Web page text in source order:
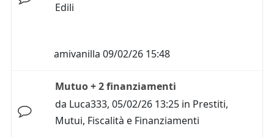
Edili
amivanilla 09/02/26 15:48
Mutuo + 2 finanziamenti
da Luca333, 05/02/26 13:25 in Prestiti,
Mutui, Fiscalità e Finanziamenti